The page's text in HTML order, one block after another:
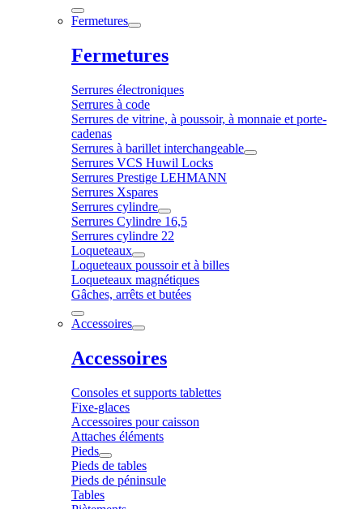
Fermetures
Fermetures
Serrures électroniques
Serrures à code
Serrures de vitrine, à poussoir, à monnaie et porte-
cadenas
Serrures à barillet interchangeable
Serrures VCS Huwil Locks
Serrures Prestige LEHMANN
Serrures Xspares
Serrures cylindre
Serrures Cylindre 16,5
Serrures cylindre 22
Loqueteaux
Loqueteaux poussoir et à billes
Loqueteaux magnétiques
Gâches, arrêts et butées
Accessoires
Accessoires
Consoles et supports tablettes
Fixe-glaces
Accessoires pour caisson
Attaches éléments
Pieds
Pieds de tables
Pieds de péninsule
Tables